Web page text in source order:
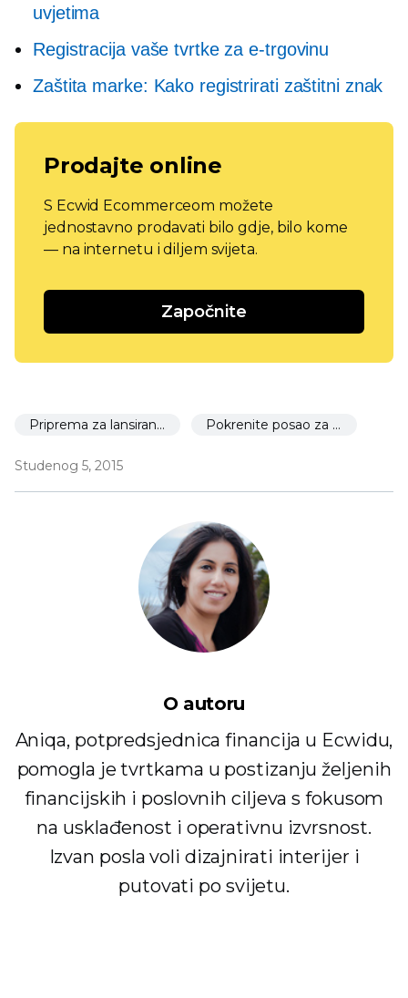
uvjetima
Registracija vaše tvrtke za e-trgovinu
Zaštita marke: Kako registrirati zaštitni znak
Prodajte online
S Ecwid Ecommerceom možete
jednostavno prodavati bilo gdje, bilo kome
— na internetu i diljem svijeta.
Započnite
Priprema za lansiranje Pokrenite posao za 30 dana
Studenog 5, 2015
O autoru
Aniqa, potpredsjednica financija u Ecwidu,
pomogla je tvrtkama u postizanju željenih
financijskih i poslovnih ciljeva s fokusom
na usklađenost i operativnu izvrsnost.
Izvan posla voli dizajnirati interijer i
putovati po svijetu.